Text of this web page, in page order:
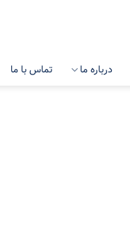
درباره ما تماس با ما